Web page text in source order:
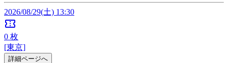
2026/08/29(土) 13:30
confirmation_number
0 枚
[東京]
詳細ページへ